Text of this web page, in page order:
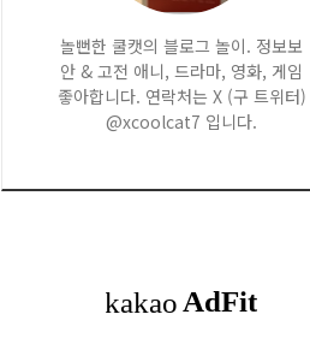
놀뻔한 쿨캣의 블로그 놀이. 정보보
안 & 고전 애니, 드라마, 영화, 게임
좋아합니다. 연락처는 X (구 트위터)
@xcoolcat7 입니다.